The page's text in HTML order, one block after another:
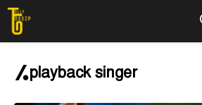
Skip
content
playback singer